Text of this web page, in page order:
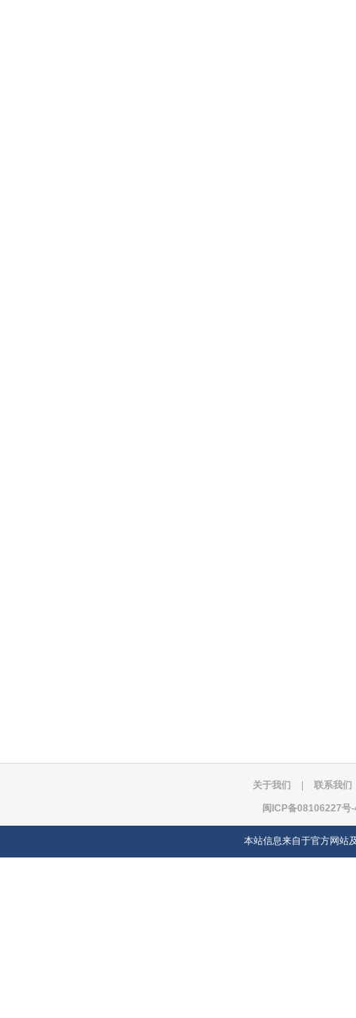
关于我们 联系我们
闽ICP备08106227号
本站信息来自于官方网站